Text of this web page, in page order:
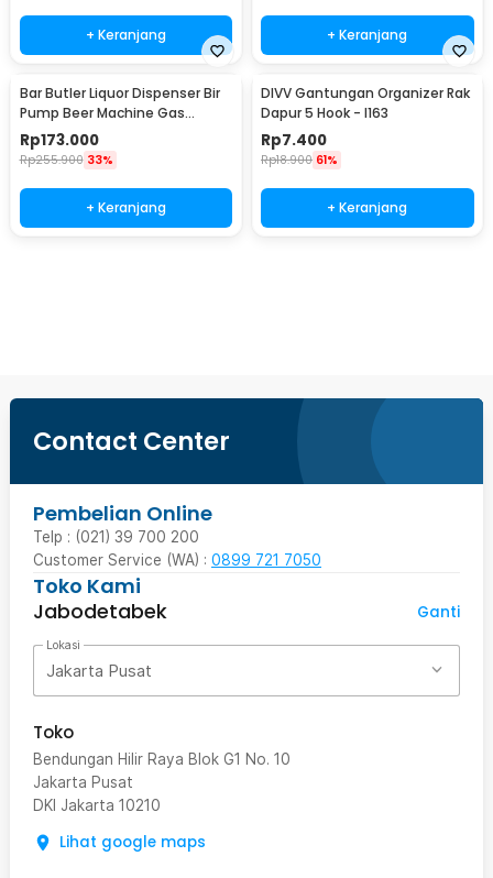
+ Keranjang + Keranjang
Bar Butler Liquor Dispenser Bir
Pump Beer Machine Gas
Station 900ml - P-36
Rp173.000
Rp255.900 33%
+ Keranjang
DIVV Gantungan Organizer Rak
Dapur 5 Hook - I163
Rp7.400
Rp18.900 61%
+ Keranjang
Contact Center
Pembelian Online
Telp : (021) 39 700 200
Customer Service (WA) : 0899 721 7050
Toko Kami
Jabodetabek
Ganti
Lokasi
Jakarta Pusat
Toko
Bendungan Hilir Raya Blok G1 No. 10
Jakarta Pusat
DKI Jakarta 10210
Lihat google maps